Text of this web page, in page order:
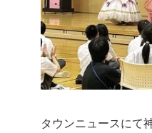
タウンニュースにて